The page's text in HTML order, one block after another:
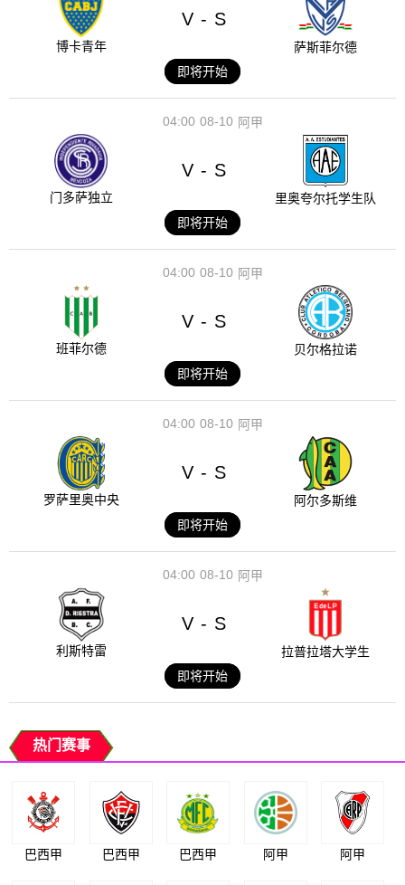
博卡青年
V - S
萨斯菲尔德
即将开始
08-10
04:00 阿甲
门多萨独立
V - S
里奥夸尔托学生队
即将开始
08-10
04:00 阿甲
班菲尔德
V - S
贝尔格拉诺
即将开始
08-10
04:00 阿甲
罗萨里奥中央
V - S
阿尔多斯维
即将开始
08-10
04:00 阿甲
利斯特雷
V - S
拉普拉塔大学生
即将开始
热门赛事
巴西甲 巴西甲 巴西甲 阿甲 阿甲